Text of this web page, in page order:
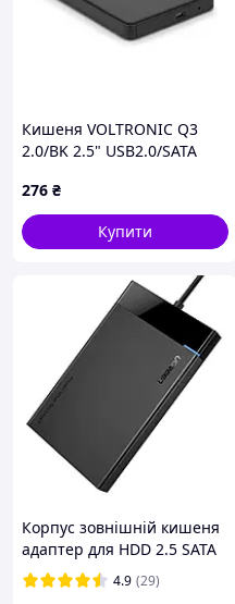
Кишеня VOLTRONIC Q3
2.0/BK 2.5" USB2.0/SATA
276 ₴
Купити
Корпус зовнішній кишеня
адаптер для HDD 2.5 SATA
SSD диска USB 3.0 UGREEN
30847
4.9 (29)